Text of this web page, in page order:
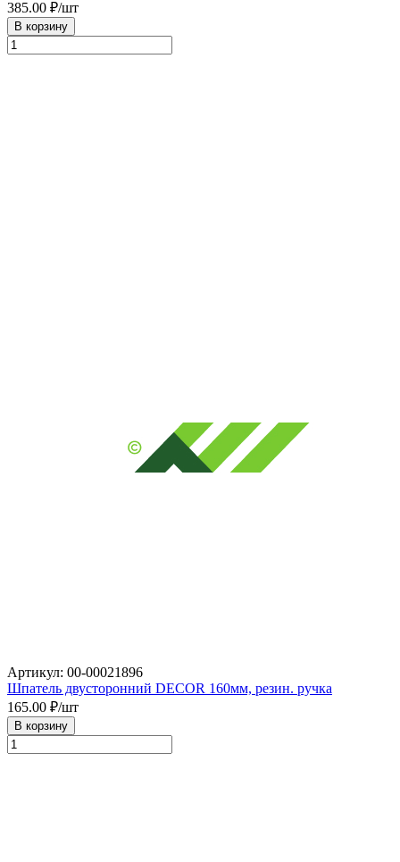
385.00 ₽/шт
В корзину
Артикул: 00-00021896
Шпатель двусторонний DECOR 160мм, резин. ручка
165.00 ₽/шт
В корзину